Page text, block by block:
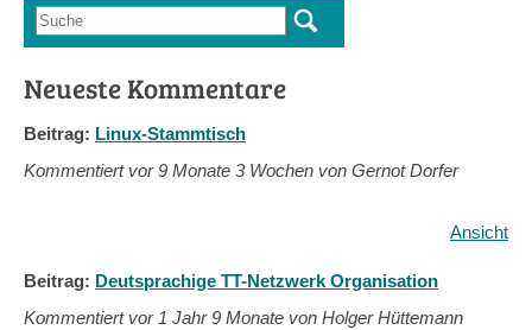
Suchformular
Suche
Neueste Kommentare
Beitrag: Linux-Stammtisch
Kommentiert vor9 Monate 3 Wochen von Gernot Dorfer
Ansicht
Beitrag: Deutsprachige TT-Netzwerk Organisation
Kommentiert vor 1 Jahr 9 Monate von Holger Hüttemann